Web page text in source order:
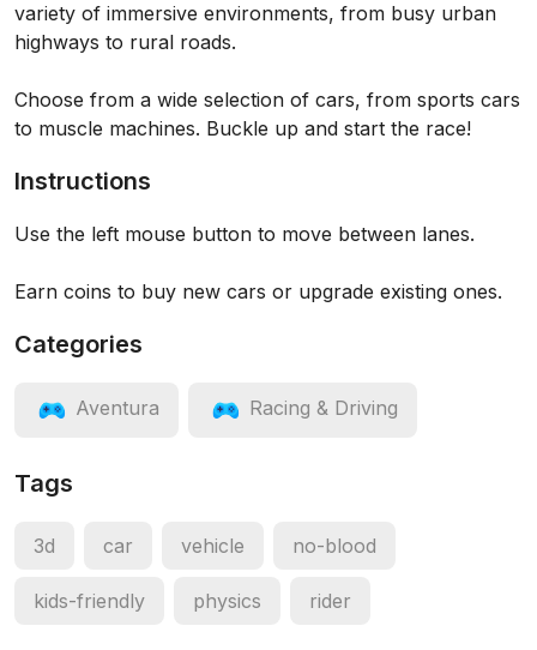
variety of immersive environments, from busy urban
highways to rural roads.
Choose from a wide selection of cars, from sports cars
to muscle machines. Buckle up and start the race!
Instructions
Use the left mouse button to move between lanes.
Earn coins to buy new cars or upgrade existing ones.
Categories
Aventura Racing & Driving
Tags
3d car vehicle no-blood
kids-friendly physics rider